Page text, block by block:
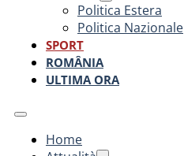
Politica Estera
Politica Nazionale
SPORT
ROMÂNIA
ULTIMA ORA
Home